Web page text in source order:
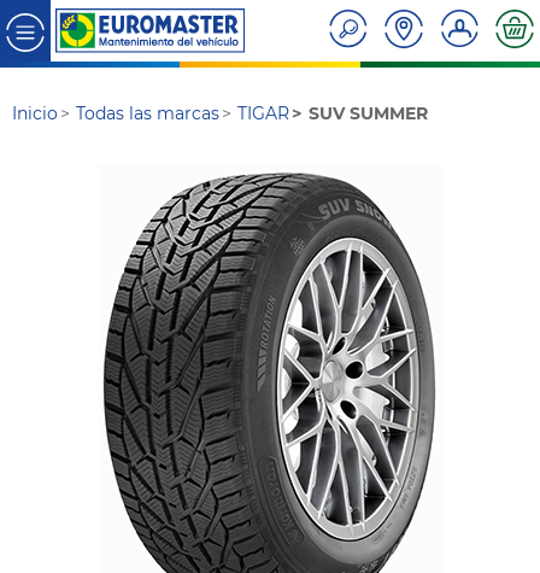
Inicio Todas las marcas TIGAR SUV SUMMER